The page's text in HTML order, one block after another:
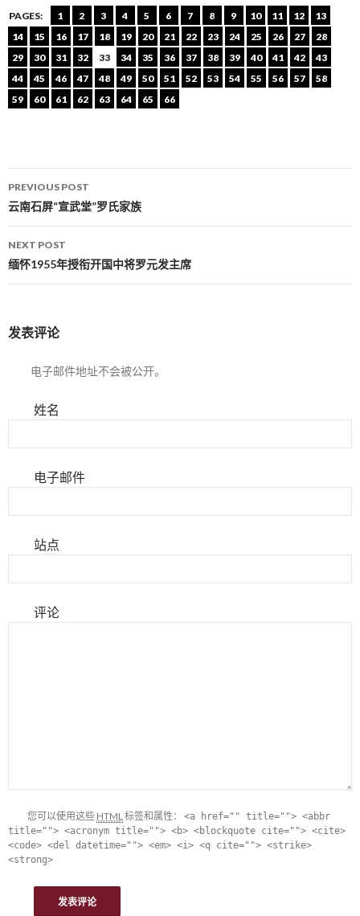
PAGES: 1 2 3 4 5 6 7 8 9 10 11 12
13
14
15 16 17 18 19 20 21 22 23 24 25 26 27
28
29
30 31 32 33 34 35 36 37 38 39 40 41 42
43
44
45 46 47 48 49 50 51 52 53 54 55 56 57
58
59
60 61 62 63 64 65 66
Post navigation
PREVIOUS POST
云南石屏“宣武堂”罗氏家族
NEXT POST
缅怀1955年授衔开国中将罗元发主席
发表评论
电子邮件地址不会被公开。
姓名
电子邮件
站点
评论
您可以使用这些 HTML标签和属性： <a href="" title=""> <abbr
title=""> <acronym title=""> <b> <blockquote cite=""> <cite>
<code> <del datetime=""> <em> <i> <q cite=""> <strike>
<strong>